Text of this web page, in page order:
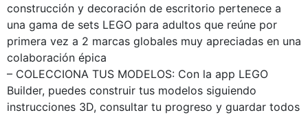
construcción y decoración de escritorio pertenece a
una gama de sets LEGO para adultos que reúne por
primera vez a 2 marcas globales muy apreciadas en una
colaboración épica
– COLECCIONA TUS MODELOS: Con la app LEGO
Builder, puedes construir tus modelos siguiendo
instrucciones 3D, consultar tu progreso y guardar todos